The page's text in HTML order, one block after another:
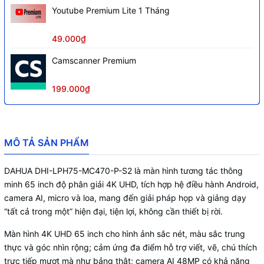
Sử dụng hệ điều hành
Android 11 và Windows 7/8/10 (cần có
video và âm thanh
Nhiều cổng kết nối
1 cổng Audio out 3.5mm
1 cổng Audio SPDIF
1 cổng mạng RJ45
4 cổng USB: 3 × USB 3.0 (type A); 1 ×
Micro USB2.0
1 cổng RS-232
1 cổng giao tiếp hồng ngoại IrDA
Youtube Premium Lite 1 Tháng
49.000₫
Camscanner Premium
199.000₫
MÔ TẢ SẢN PHẨM
DAHUA DHI-LPH75-MC470-P-S2 là màn hình tương tác thông
minh 65 inch độ phân giải 4K UHD, tích hợp hệ điều hành Android,
camera AI, micro và loa, mang đến giải pháp họp và giảng dạy
“tất cả trong một” hiện đại, tiện lợi, không cần thiết bị rời.
Màn hình 4K UHD 65 inch cho hình ảnh sắc nét, màu sắc trung
thực và góc nhìn rộng; cảm ứng đa điểm hỗ trợ viết, vẽ, chú thích
trực tiếp mượt mà như bảng thật; camera AI 48MP có khả năng